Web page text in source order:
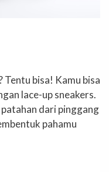
bisa! Kamu bisa
lace-up sneakers.
dari pinggang
pahamu